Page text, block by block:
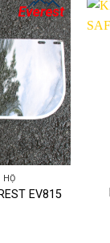
HỘ
EV815